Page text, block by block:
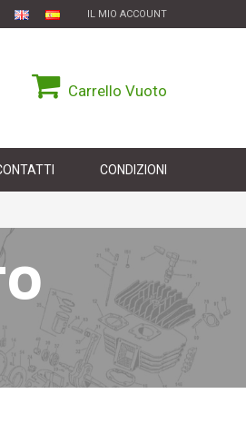
IL MIO ACCOUNT
Carrello Vuoto
CONDIZIONI